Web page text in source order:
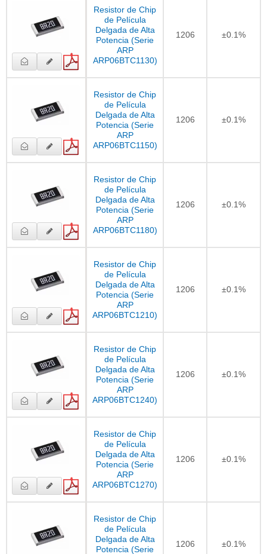
Resistor de Chip
de Película
Delgada de Alta
Potencia (Serie
ARP
ARP06BTC1130)
1206 ±0.1%
Resistor de Chip
de Película
Delgada de Alta
Potencia (Serie
ARP
ARP06BTC1150)
1206 ±0.1%
Resistor de Chip
de Película
Delgada de Alta
Potencia (Serie
ARP
ARP06BTC1180)
1206 ±0.1%
Resistor de Chip
de Película
Delgada de Alta
Potencia (Serie
ARP
ARP06BTC1210)
1206 ±0.1%
Resistor de Chip
de Película
Delgada de Alta
Potencia (Serie
ARP
ARP06BTC1240)
1206 ±0.1%
Resistor de Chip
de Película
Delgada de Alta
Potencia (Serie
ARP
ARP06BTC1270)
1206 ±0.1%
Resistor de Chip
de Película
Delgada de Alta
Potencia (Serie
1206 ±0.1%